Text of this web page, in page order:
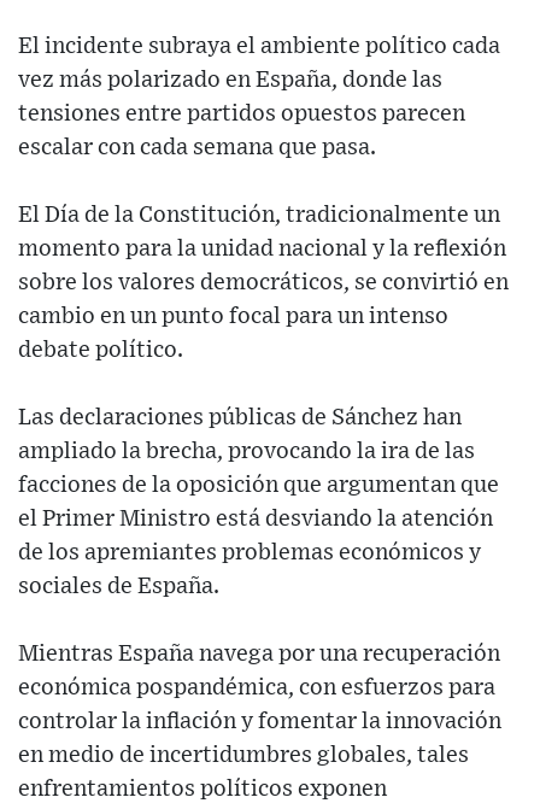
El incidente subraya el ambiente político cada
vez más polarizado en España, donde las
tensiones entre partidos opuestos parecen
escalar con cada semana que pasa.
El Día de la Constitución, tradicionalmente un
momento para la unidad nacional y la reflexión
sobre los valores democráticos, se convirtió en
cambio en un punto focal para un intenso
debate político.
Las declaraciones públicas de Sánchez han
ampliado la brecha, provocando la ira de las
facciones de la oposición que argumentan que
el Primer Ministro está desviando la atención
de los apremiantes problemas económicos y
sociales de España.
Mientras España navega por una recuperación
económica pospandémica, con esfuerzos para
controlar la inflación y fomentar la innovación
en medio de incertidumbres globales, tales
enfrentamientos políticos exponen